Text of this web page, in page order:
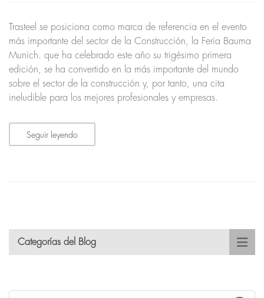
Trasteel se posiciona como marca de referencia en el evento
más importante del sector de la Construcción, la Feria Bauma
Munich. que ha celebrado este año su trigésimo primera
edición, se ha convertido en la más importante del mundo
sobre el sector de la construcción y, por tanto, una cita
ineludible para los mejores profesionales y empresas.
Seguir leyendo
Categorías del Blog